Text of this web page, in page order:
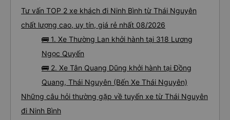
Tư vấn TOP 2 xe khách đi Ninh Bình từ Thái Nguyên
chất lượng cao, uy tín, giá rẻ nhất 08/2026
🚌 1. Xe Thường Lan khởi hành tại 318 Lương
Ngọc Quyến
🚌 2. Xe Tân Quang Dũng khởi hành tại Đồng
Quang, Thái Nguyên (Bến Xe Thái Nguyên)
Những câu hỏi thường gặp về tuyến xe từ Thái Nguyên
đi Ninh Bình